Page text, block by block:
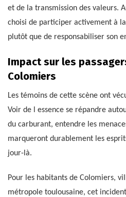
et de la transmission des valeurs.
choisi de participer activement à
plutôt que de responsabiliser son
Impact sur les
Colomiers
Les témoins de cette scène ont
Voir de l essence se répandre
du carburant, entendre les
marqueront durablement les
jour-là.
Pour les habitants de Colomiers,
métropole toulousaine, cet